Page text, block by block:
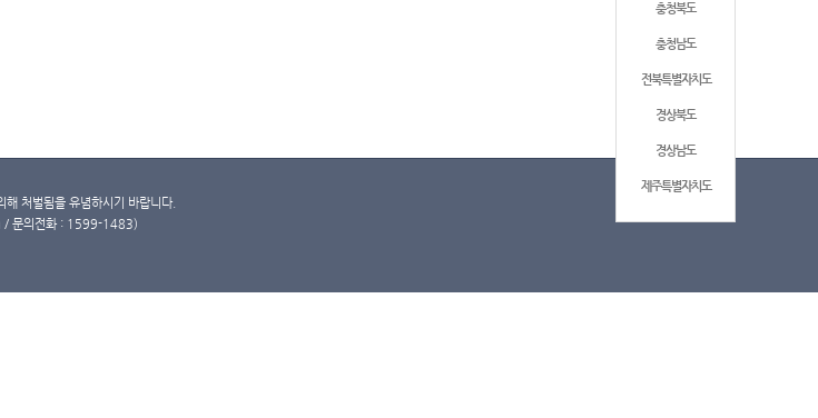
충청북도
충청남도
전북특별자치도
경상북도
경상남도
제주특별자치도
처벌됨을 유념하시기 바랍니다.
/ 문의전화 : 1599-1483)